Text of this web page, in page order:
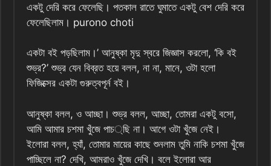
একটু দেরি করে ফেলেছি। পতকাল রাতে ঘুমাতে একটু বেশ দেরি করে
ফেলেছিলাম। purono choti
একটা বই পড়ছিলাম।’ আনুষ্কা মৃদু স্বরে জিজ্ঞাস করলো, ‘কি বই
শুভ্র?’ শুভ্র যেন বিব্রত হয়ে বলল, না না, মানে, ওটা হলো
ফিজিক্সের একটা গুরুত্বপূর্ন বই।
আনুষ্কা বলল, ও আচ্ছা। শুভ্র বলল, আচ্ছা, তোমরা একটু বসো,
আমি আমার চশমা খুঁজে পাচ্ছি না। আগে ওটা খুঁজে নেই।
ইলোরা বলল, হ্যাঁ, তোমার মায়ের কাছে শুনলাম তুমি নাকি চশমা খুঁজে
পাচ্ছিলে না? দেখি, আমরাও খুঁজে দেখি। বলে ইলোরা আর